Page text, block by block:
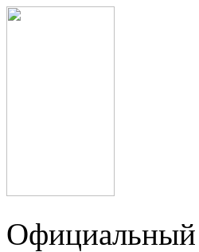
Официальный